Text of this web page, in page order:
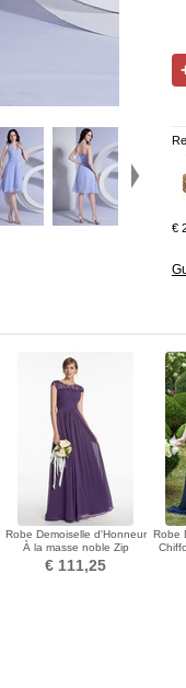
€
Robe Demoiselle d'Honneur
À la masse noble Zip
Naturel taille
€ 111,25
Robe